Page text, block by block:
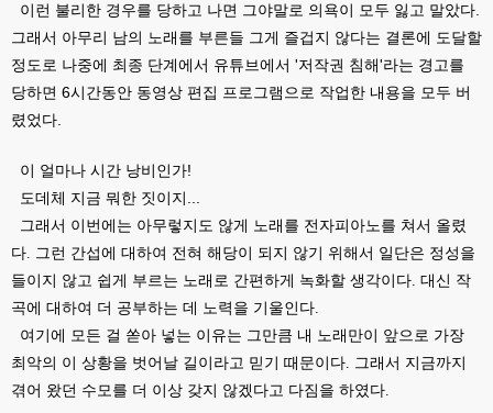
이런 불리한 경우를 당하고 나면 그야말로 의욕이 모두 잃고 말았다.
그래서 아무리 남의 노래를 부른들 그게 즐겁지 않다는 결론에 도달할
정도로 나중에 최종 단계에서 유튜브에서 '저작권 침해'라는 경고를
당하면 6시간동안 동영상 편집 프로그램으로 작업한 내용을 모두 버
렸었다.
이 얼마나 시간 낭비인가!
도데체 지금 뭐한 짓이지...
그래서 이번에는 아무렇지도 않게 노래를 전자피아노를 쳐서 올렸
다. 그런 간섭에 대하여 전혀 해당이 되지 않기 위해서 일단은 정성을
들이지 않고 쉽게 부르는 노래로 간편하게 녹화할 생각이다. 대신 작
곡에 대하여 더 공부하는 데 노력을 기울인다.
여기에 모든 걸 쏟아 넣는 이유는 그만큼 내 노래만이 앞으로 가장
최악의 이 상황을 벗어날 길이라고 믿기 때문이다. 그래서 지금까지
겪어 왔던 수모를 더 이상 갖지 않겠다고 다짐을 하였다.